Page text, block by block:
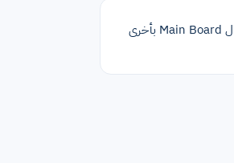
استبدال Main Board بأخرى